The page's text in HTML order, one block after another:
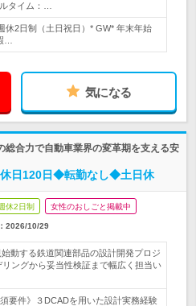
タイム：…
休2日制（土日祝日）* GW* 年末年始
…
気になる
総合力で自動車業界の変革期を支える安
休日120日◆転勤なし◆土日休
休2日制 女性のおしごと掲載中
2026/10/29
始動する鉄道関連部品の設計開発プロジ
ングから妥当性検証まで幅広く担当い
要件》３DCADを用いた設計実務経験